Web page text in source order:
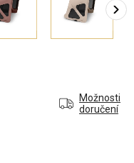
Možnosti
doručení